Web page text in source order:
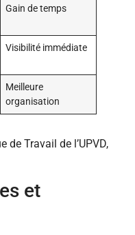
Gain de temps
Visibilité immédiate
Meilleure
organisation
de Travail de l’UPVD,
et